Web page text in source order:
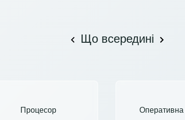
Що всередині
Процесор Оперативна